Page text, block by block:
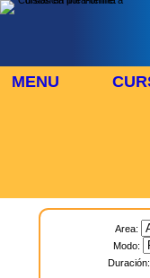
MENU
Area:
Modo:
Duración: